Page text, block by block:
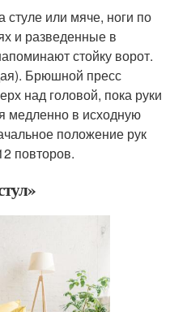
или мяче, ноги по
и разведенные в
стойку ворот.
Брюшной пресс
над головой, пока руки
медленно в исходную
положение рук
повторов.